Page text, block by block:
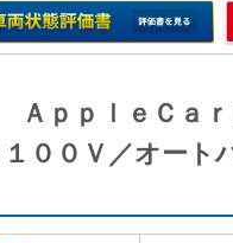
ｐｐｌｅＣａ
００Ｖ／オー